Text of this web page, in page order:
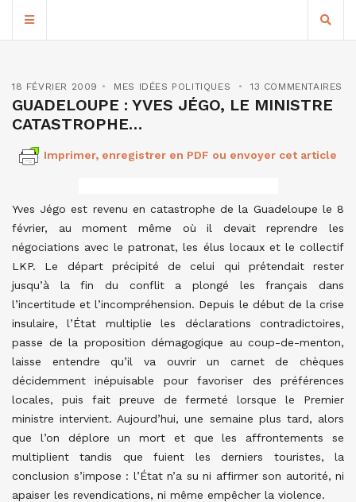
18 FÉVRIER 2009 MES IDÉES POLITIQUES 13 COMMENTAIRES
GUADELOUPE : YVES JÉGO, LE MINISTRE
CATASTROPHE…
Imprimer, enregistrer en PDF ou envoyer cet article
Yves Jégo est revenu en catastrophe de la Guadeloupe le 8
février, au moment même où il devait reprendre les
négociations avec le patronat, les élus locaux et le collectif
LKP. Le départ précipité de celui qui prétendait rester
jusqu’à la fin du conflit a plongé les français dans
l’incertitude et l’incompréhension. Depuis le début de la crise
insulaire, l’État multiplie les déclarations contradictoires,
passe de la proposition démagogique au coup-de-menton,
laisse entendre qu’il va ouvrir un carnet de chèques
décidemment inépuisable pour favoriser des préférences
locales, puis fait preuve de fermeté lorsque le Premier
ministre intervient. Aujourd’hui, une semaine plus tard, alors
que l’on déplore un mort et que les affrontements se
multiplient tandis que fuient les derniers touristes, la
conclusion s’impose : l’État n’a su ni affirmer son autorité, ni
apaiser les revendications, ni même empêcher la violence.